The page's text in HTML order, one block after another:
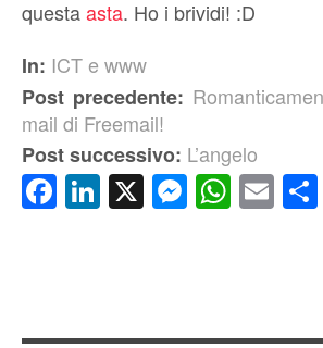
questaasta. Ho i brividi! :D
In: ICT e www
Post precedente:
mail di Freemail!
Post successivo: L’angelo
Facebook
LinkedIn
X